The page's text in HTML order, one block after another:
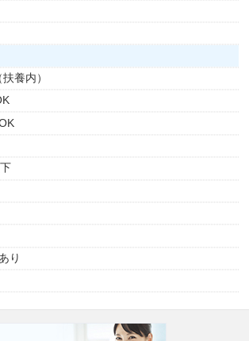
養内）
り